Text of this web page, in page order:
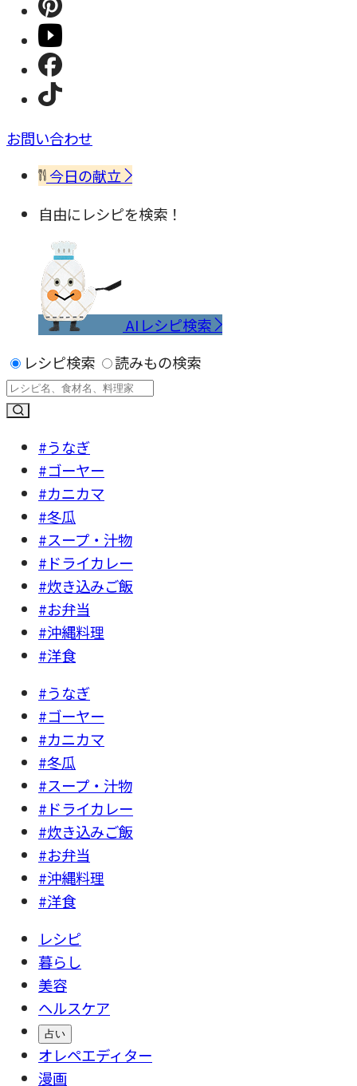
お問い合わせ
今日の献立
自由にレシピを検索！
AIレシピ検索
レシピ検索
読みもの検索
#うなぎ
#ゴーヤー
#カニカマ
#冬瓜
#スープ・汁物
#ドライカレー
#炊き込みご飯
#お弁当
#沖縄料理
#洋食
#うなぎ
#ゴーヤー
#カニカマ
#冬瓜
#スープ・汁物
#ドライカレー
#炊き込みご飯
#お弁当
#沖縄料理
#洋食
レシピ
暮らし
美容
ヘルスケア
占い
オレペエディター
漫画